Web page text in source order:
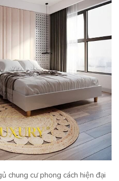
chung cư phong cách hiện đại